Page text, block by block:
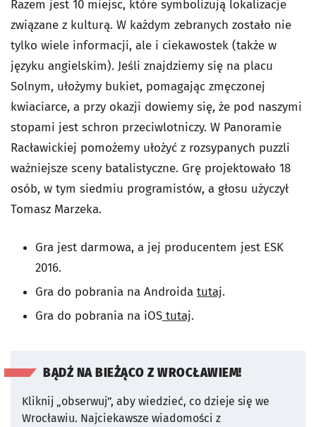
Razem jest 10 miejsc, które symbolizują lokalizacje
związane z kulturą. W każdym zebranych zostało nie
tylko wiele informacji, ale i ciekawostek (także w
języku angielskim). Jeśli znajdziemy się na placu
Solnym, ułożymy bukiet, pomagając zmęczonej
kwiaciarce, a przy okazji dowiemy się, że pod naszymi
stopami jest schron przeciwlotniczy. W Panoramie
Racławickiej pomożemy ułożyć z rozsypanych puzzli
ważniejsze sceny batalistyczne. Grę projektowało 18
osób, w tym siedmiu programistów, a głosu użyczył
Tomasz Marzeka.
Gra jest darmowa, a jej producentem jest ESK
2016.
Gra do pobrania na Androida tutaj.
Gra do pobrania na iOS tutaj.
BĄDŹ NA BIEŻĄCO Z WROCŁAWIEM!
Kliknij „obserwuj”, aby wiedzieć, co dzieje się we
Wrocławiu. Najciekawsze wiadomości z